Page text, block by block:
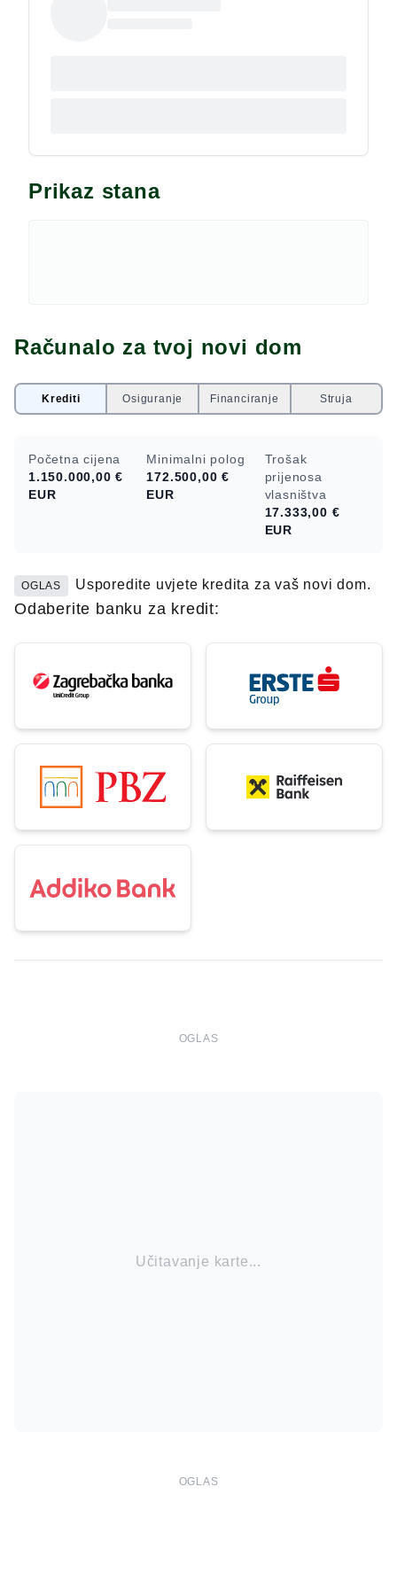
smještene na ravnom krovu, dok su unutarnje
pripadajuće cisterne za vodu od 20 m3. Nalazi se u
Prikaz stana
Računalo za tvoj novi dom
Krediti Osiguranje Financiranje Struja
Početna cijena
1.150.000,00 €
EUR
Minimalni polog
172.500,00 €
EUR
Trošak
prijenosa
vlasništva
17.333,00 €
EUR
OGLAS Usporedite uvjete kredita za vaš novi dom.
Odaberite banku za kredit:
OGLAS
Učitavanje karte...
OGLAS